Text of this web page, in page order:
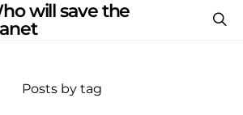
will save the
Posts by tag